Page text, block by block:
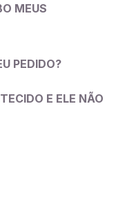
MEUS
PEDIDO?
E ELE NÃO